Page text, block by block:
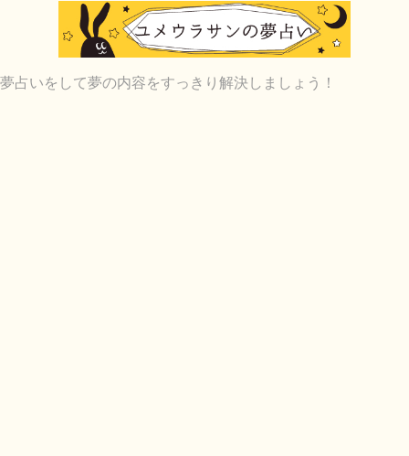
夢占いをして夢の内容をすっきり解決しましょう！